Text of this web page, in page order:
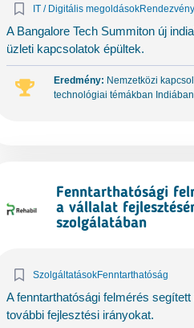
IT / Digitális megoldásokRendezvény
A Bangalore Tech Summiton új
üzleti kapcsolatok épültek.
Eredmény: Nemzetközi
technológiai témákban
Fenntarthatósági
a vállalat
szolgálatában
SzolgáltatásokFenntarthatóság
A fenntarthatósági felmérés segített
további fejlesztési irányokat.